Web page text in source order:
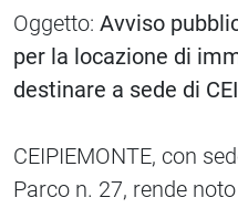
Oggetto: Avviso
per la locazione di
destinare a sede di
CEIPIEMONTE, con
Parco n. 27, rende